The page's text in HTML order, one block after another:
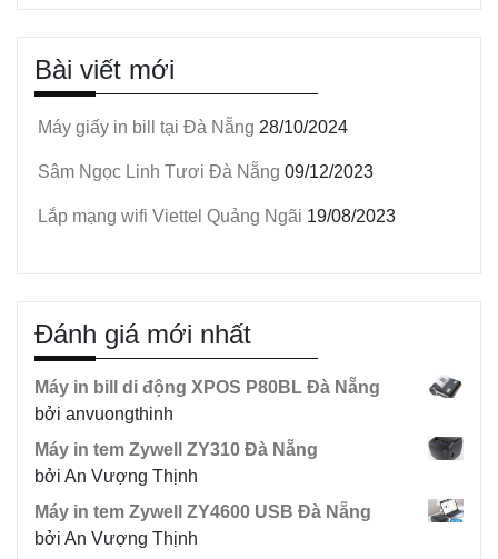
Bài viết mới
Máy giấy in bill tại Đà Nẵng 28/10/2024
Sâm Ngọc Linh Tươi Đà Nẵng 09/12/2023
Lắp mạng wifi Viettel Quảng Ngãi 19/08/2023
Đánh giá mới nhất
Máy in bill di động XPOS P80BL Đà Nẵng
bởi anvuongthinh
Máy in tem Zywell ZY310 Đà Nẵng
bởi An Vượng Thịnh
Máy in tem Zywell ZY4600 USB Đà Nẵng
bởi An Vượng Thịnh